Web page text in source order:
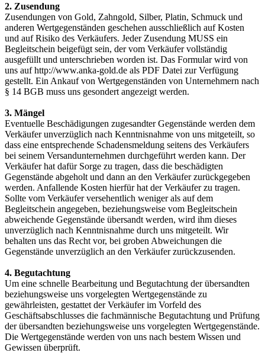
2. Zusendung
Zusendungen von Gold, Zahngold, Silber, Platin, Schmuck und
anderen Wertgegenständen geschehen ausschließlich auf Kosten
und auf Risiko des Verkäufers. Jeder Zusendung MUSS ein
Begleitschein beigefügt sein, der vom Verkäufer vollständig
ausgefüllt und unterschrieben worden ist. Das Formular wird von
uns auf http://www.anka-gold.de als PDF Datei zur Verfügung
gestellt. Ein Ankauf von Wertgegenständen von Unternehmern nach
§ 14 BGB muss uns gesondert angezeigt werden.
3. Mängel
Eventuelle Beschädigungen zugesandter Gegenstände werden dem
Verkäufer unverzüglich nach Kenntnisnahme von uns mitgeteilt, so
dass eine entsprechende Schadensmeldung seitens des Verkäufers
bei seinem Versandunternehmen durchgeführt werden kann. Der
Verkäufer hat dafür Sorge zu tragen, dass die beschädigten
Gegenstände abgeholt und dann an den Verkäufer zurückgegeben
werden. Anfallende Kosten hierfür hat der Verkäufer zu tragen.
Sollte vom Verkäufer versehentlich weniger als auf dem
Begleitschein angegeben, beziehungsweise vom Begleitschein
abweichende Gegenstände übersandt werden, wird ihm dieses
unverzüglich nach Kenntnisnahme durch uns mitgeteilt. Wir
behalten uns das Recht vor, bei groben Abweichungen die
Gegenstände unverzüglich an den Verkäufer zurückzusenden.
4. Begutachtung
Um eine schnelle Bearbeitung und Begutachtung der übersandten
beziehungsweise uns vorgelegten Wertgegenstände zu
gewährleisten, gestattet der Verkäufer im Vorfeld des
Geschäftsabschlusses die fachmännische Begutachtung und Prüfung
der übersandten beziehungsweise uns vorgelegten Wertgegenstände.
Die Wertgegenstände werden von uns nach bestem Wissen und
Gewissen überprüft.